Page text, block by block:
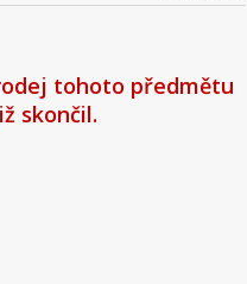
tohoto předmětu
skončil.